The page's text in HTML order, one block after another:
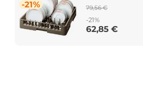
-21%
Regular
price
79,56 €
-21%
Price
62,85 €